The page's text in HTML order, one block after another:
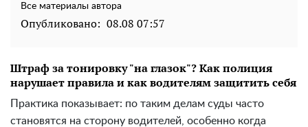
Все материалы автора
Опубликовано: 08.08 07:57
Штраф за тонировку "на глазок"? Как полиция
нарушает правила и как водителям защитить себя
Практика показывает: по таким делам суды часто
становятся на сторону водителей, особенно когда